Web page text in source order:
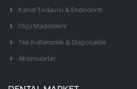
Kanal Tedavisi & Endodonti
Ölçü Maddelerir
Tek Kullanımlık & Disposable
Aksesuarlar